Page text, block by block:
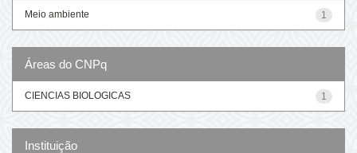
1
Meio ambiente
Áreas do CNPq
1
CIENCIAS BIOLOGICAS
Instituição